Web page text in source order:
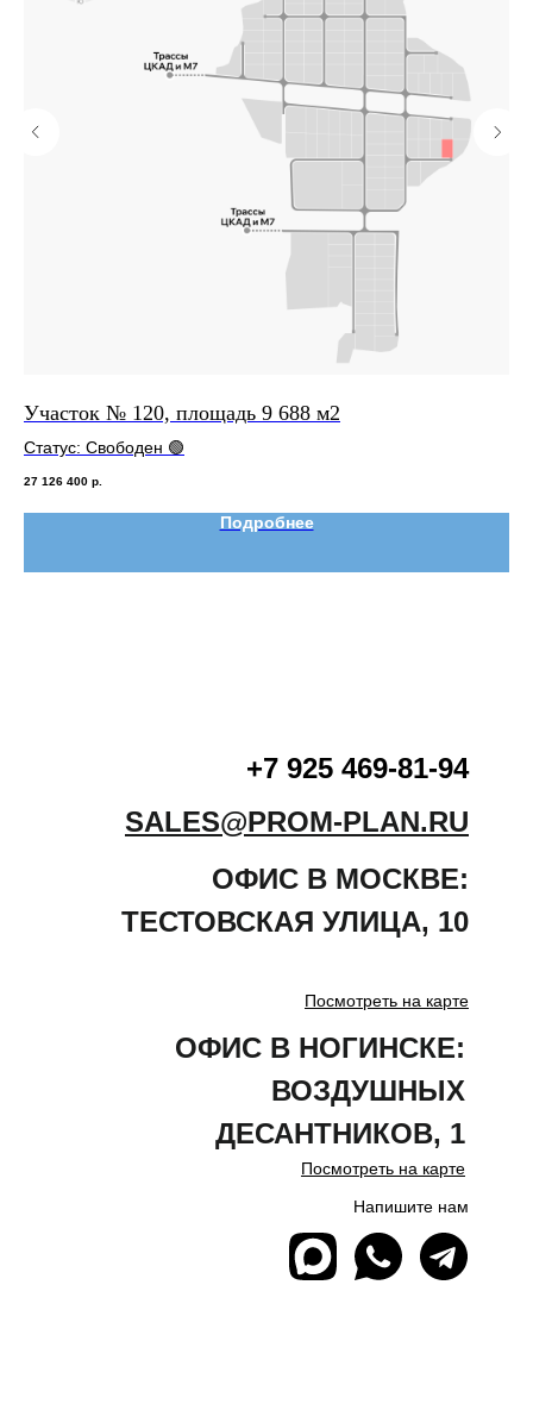
Участок № 120, площадь 9 688 м2
Статус: Свободен 🟢
27 126 400 р.
Подробнее
+7 925 469-81-94
SALES@PROM-PLAN.RU
ОФИС В МОСКВЕ:
ТЕСТОВСКАЯ УЛИЦА, 10
Напишите нам
ОФИС В НОГИНСКЕ:
ВОЗДУШНЫХ
ДЕСАНТНИКОВ, 1
Посмотреть на карте
Посмотреть на карте